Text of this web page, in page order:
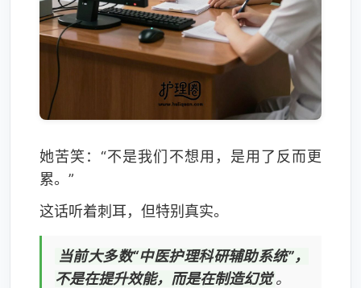
她苦笑：“不是我们不想用，是用了反而更
累。”
这话听着刺耳，但特别真实。
当前大多数“中医护理科研辅助系统”，
不是在提升效能，而是在制造幻觉 。